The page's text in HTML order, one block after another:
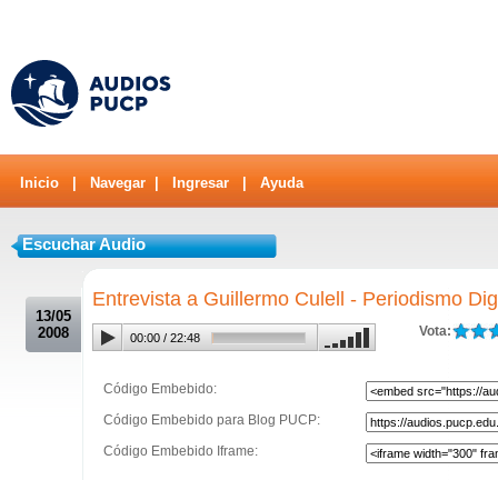
Inicio Navegar Ingresar Ayuda
Escuchar Audio
13/05
2008
Entrevista a Guillermo Culell - Periodismo
Vota:
00:00 / 22:48
Código Embebido:
Código Embebido para Blog PUCP:
Código Embebido Iframe: